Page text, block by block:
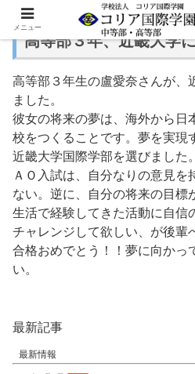
高等部３年、近畿大学
高等部３年生の盧愛奈さんが、
ました。
彼女の将来の夢は、海外から日
校をつくることです。夢を実現
近畿大学国際学部を選びました。
ＡＯ入試は、自分なりの意見を
ない。逆に、自分の将来の目標
生活で経験してきた活動に自信
チャレンジして欲しい、が後輩
合格おめでとう！！夢に向かっ
い。
最新記事
最新情報
メニュー